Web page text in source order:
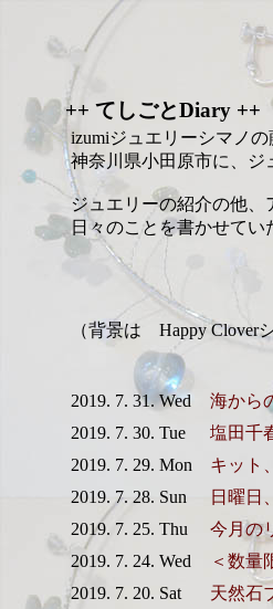
++ てしごとDiary ++
izumiジュエリーシマノの
神奈川県小田原市に、ジ
ジュエリーの紹介の他、
日々のことを書かせてい
（背景は Happy Clover
2019. 7. 31. Wed
海から
2019. 7. 30. Tue
塩田千
2019. 7. 29. Mon
キット
2019. 7. 28. Sun
日曜日
2019. 7. 25. Thu
今月の
2019. 7. 24. Wed
＜数量
2019. 7. 20. Sat
天然石